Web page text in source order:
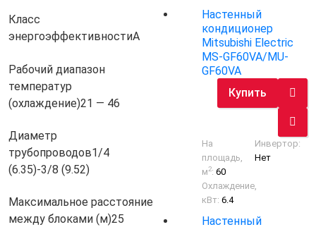
Класс
энергоэффективностиA
Рабочий диапазон
температур
(охлаждение)21 — 46
Диаметр
трубопроводов1/4
(6.35)-3/8 (9.52)
Максимальное расстояние
между блоками (м)25
Настенный
кондиционер
Mitsubishi Electric
MS-GF60VA/MU-
GF60VA
Купить
На
площадь,
м2:60
Инвертор:
Нет
Охлаждение,
кВт:6.4
Настенный